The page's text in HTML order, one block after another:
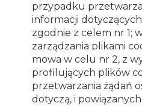
przypadku
informacji
zgodnie z celem nr 1;
zarządzania plikami
mowa w celu nr 2, z
profilujących plików
przetwarzania żądań
dotyczą, i